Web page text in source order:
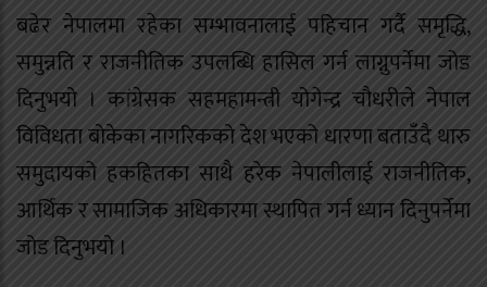
बढेर नेपालमा रहेका सम्भावनालाई पहिचान गर्दै समृद्धि,
समुन्नति र राजनीतिक उपलब्धि हासिल गर्न लाग्नुपर्नेमा जोड
दिनुभयो । कांग्रेसक सहमहामन्त्री योगेन्द्र चौधरीले नेपाल
विविधता बोकेका नागरिकको देश भएको धारणा बताउँदै थारु
समुदायको हकहितका साथै हरेक नेपालीलाई राजनीतिक,
आर्थिक र सामाजिक अधिकारमा स्थापित गर्न ध्यान दिनुपर्नेमा
जोड दिनुभयो ।